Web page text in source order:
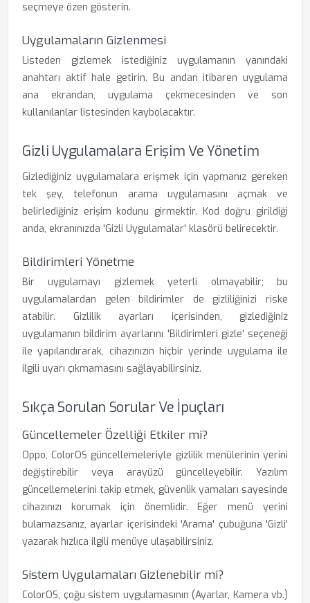
seçmeye özen gösterin.
Uygulamaların Gizlenmesi
Listeden gizlemek istediğiniz uygulamanın yanındaki
anahtarı aktif hale getirin. Bu andan itibaren uygulama
ana ekrandan, uygulama çekmecesinden ve son
kullanılanlar listesinden kaybolacaktır.
Gizli Uygulamalara Erişim Ve Yönetim
Gizlediğiniz uygulamalara erişmek için yapmanız gereken
tek şey, telefonun arama uygulamasını açmak ve
belirlediğiniz erişim kodunu girmektir. Kod doğru girildiği
anda, ekranınızda 'Gizli Uygulamalar' klasörü belirecektir.
Bildirimleri Yönetme
Bir uygulamayı gizlemek yeterli olmayabilir; bu
uygulamalardan gelen bildirimler de gizliliğinizi riske
atabilir. Gizlilik ayarları içerisinden, gizlediğiniz
uygulamanın bildirim ayarlarını 'Bildirimleri gizle' seçeneği
ile yapılandırarak, cihazınızın hiçbir yerinde uygulama ile
ilgili uyarı çıkmamasını sağlayabilirsiniz.
Sıkça Sorulan Sorular Ve İpuçları
Güncellemeler Özelliği Etkiler mi?
Oppo, ColorOS güncellemeleriyle gizlilik menülerinin yerini
değiştirebilir veya arayüzü güncelleyebilir. Yazılım
güncellemelerini takip etmek, güvenlik yamaları sayesinde
cihazınızı korumak için önemlidir. Eğer menü yerini
bulamazsanız, ayarlar içerisindeki 'Arama' çubuğuna 'Gizli'
yazarak hızlıca ilgili menüye ulaşabilirsiniz.
Sistem Uygulamaları Gizlenebilir mi?
ColorOS, çoğu sistem uygulamasının (Ayarlar, Kamera vb.)